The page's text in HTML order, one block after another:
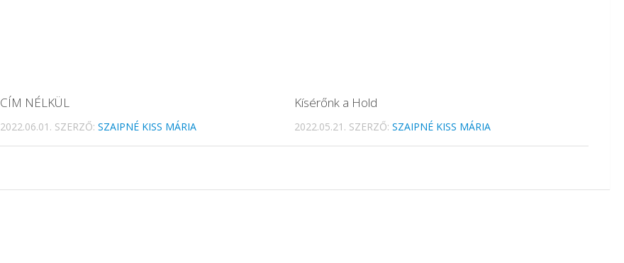
CÍM NÉLKÜL
2022.06.01. SZERZŐ:SZAIPNÉ KISS MÁRIA
Kísérőnk a Hold
2022.05.21. SZERZŐ: SZAIPNÉ KISS MÁRIA